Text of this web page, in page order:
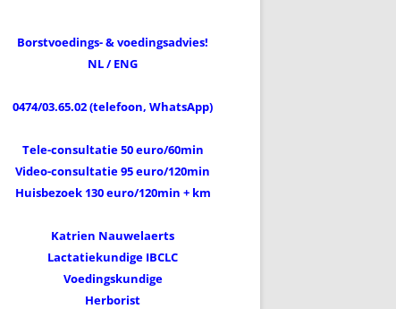
Borstvoedings- & voedingsadvies!
NL / ENG
0474/03.65.02 (telefoon, WhatsApp)
Tele-consultatie 50 euro/60min
Video-consultatie 95 euro/120min
Huisbezoek 130 euro/120min + km
Katrien Nauwelaerts
Lactatiekundige IBCLC
Voedingskundige
Herborist